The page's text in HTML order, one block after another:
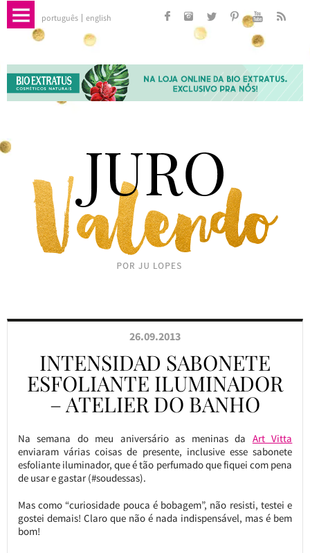
português english
26.09.2013
INTENSIDAD SABONETE
ESFOLIANTE ILUMINADOR
– ATELIER DO BANHO
Na semana do meu aniversário as meninas da Art Vitta
enviaram várias coisas de presente, inclusive esse sabonete
esfoliante iluminador, que é tão perfumado que fiquei com pena
de usar e gastar (#soudessas).
Mas como “curiosidade pouca é bobagem”, não resisti, testei e
gostei demais! Claro que não é nada indispensável, mas é bem
bom!